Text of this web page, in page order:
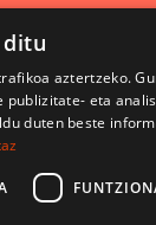
ditu
aztertzeko.
publizitate- eta
duten beste